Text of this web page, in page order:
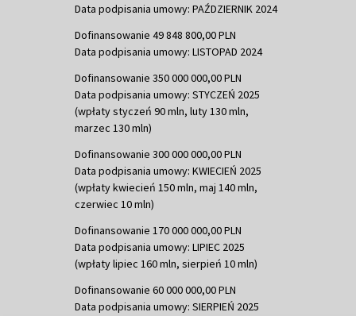
Data podpisania umowy: PAŹDZIERNIK 2024
Dofinansowanie 49 848 800,00 PLN
Data podpisania umowy: LISTOPAD 2024
Dofinansowanie 350 000 000,00 PLN
Data podpisania umowy: STYCZEŃ 2025
(wpłaty styczeń 90 mln, luty 130 mln,
marzec 130 mln)
Dofinansowanie 300 000 000,00 PLN
Data podpisania umowy: KWIECIEŃ 2025
(wpłaty kwiecień 150 mln, maj 140 mln,
czerwiec 10 mln)
Dofinansowanie 170 000 000,00 PLN
Data podpisania umowy: LIPIEC 2025
(wpłaty lipiec 160 mln, sierpień 10 mln)
Dofinansowanie 60 000 000,00 PLN
Data podpisania umowy: SIERPIEŃ 2025